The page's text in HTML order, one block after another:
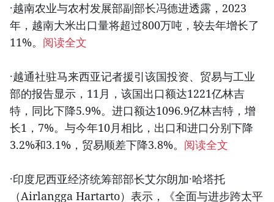
·越南农业与农村发展部副部长冯德进透露，2023
年，越南大米出口量将超过800万吨，较去年增长了
11%。 阅读全文
·越通社驻马来西亚记者援引该国投资、贸易与工业
部的报告显示，11月，该国出口额达1221亿林吉
特，同比下降5.9%。进口额达1096.9亿林吉特，增
长1，7%。与今年10月相比，出口和进口分别下降
3.2%和3.1%，贸易顺差下降3.8%。 阅读全文
·印度尼西亚经济统筹部部长艾尔朗加·哈塔托
（Airlangga Hartarto）表示，《全面与进步跨太平